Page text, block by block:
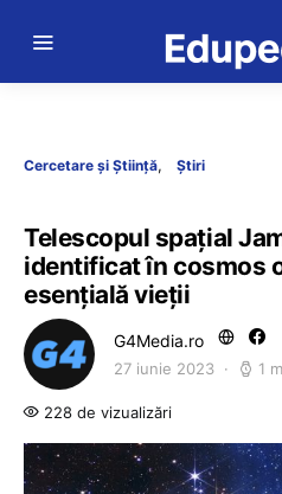
Cercetare și Știință Știri
Telescopul spațial
identificat în cosmos
esențială vieții
G4Media.ro
27 iunie 2023 1
228 de vizualizări